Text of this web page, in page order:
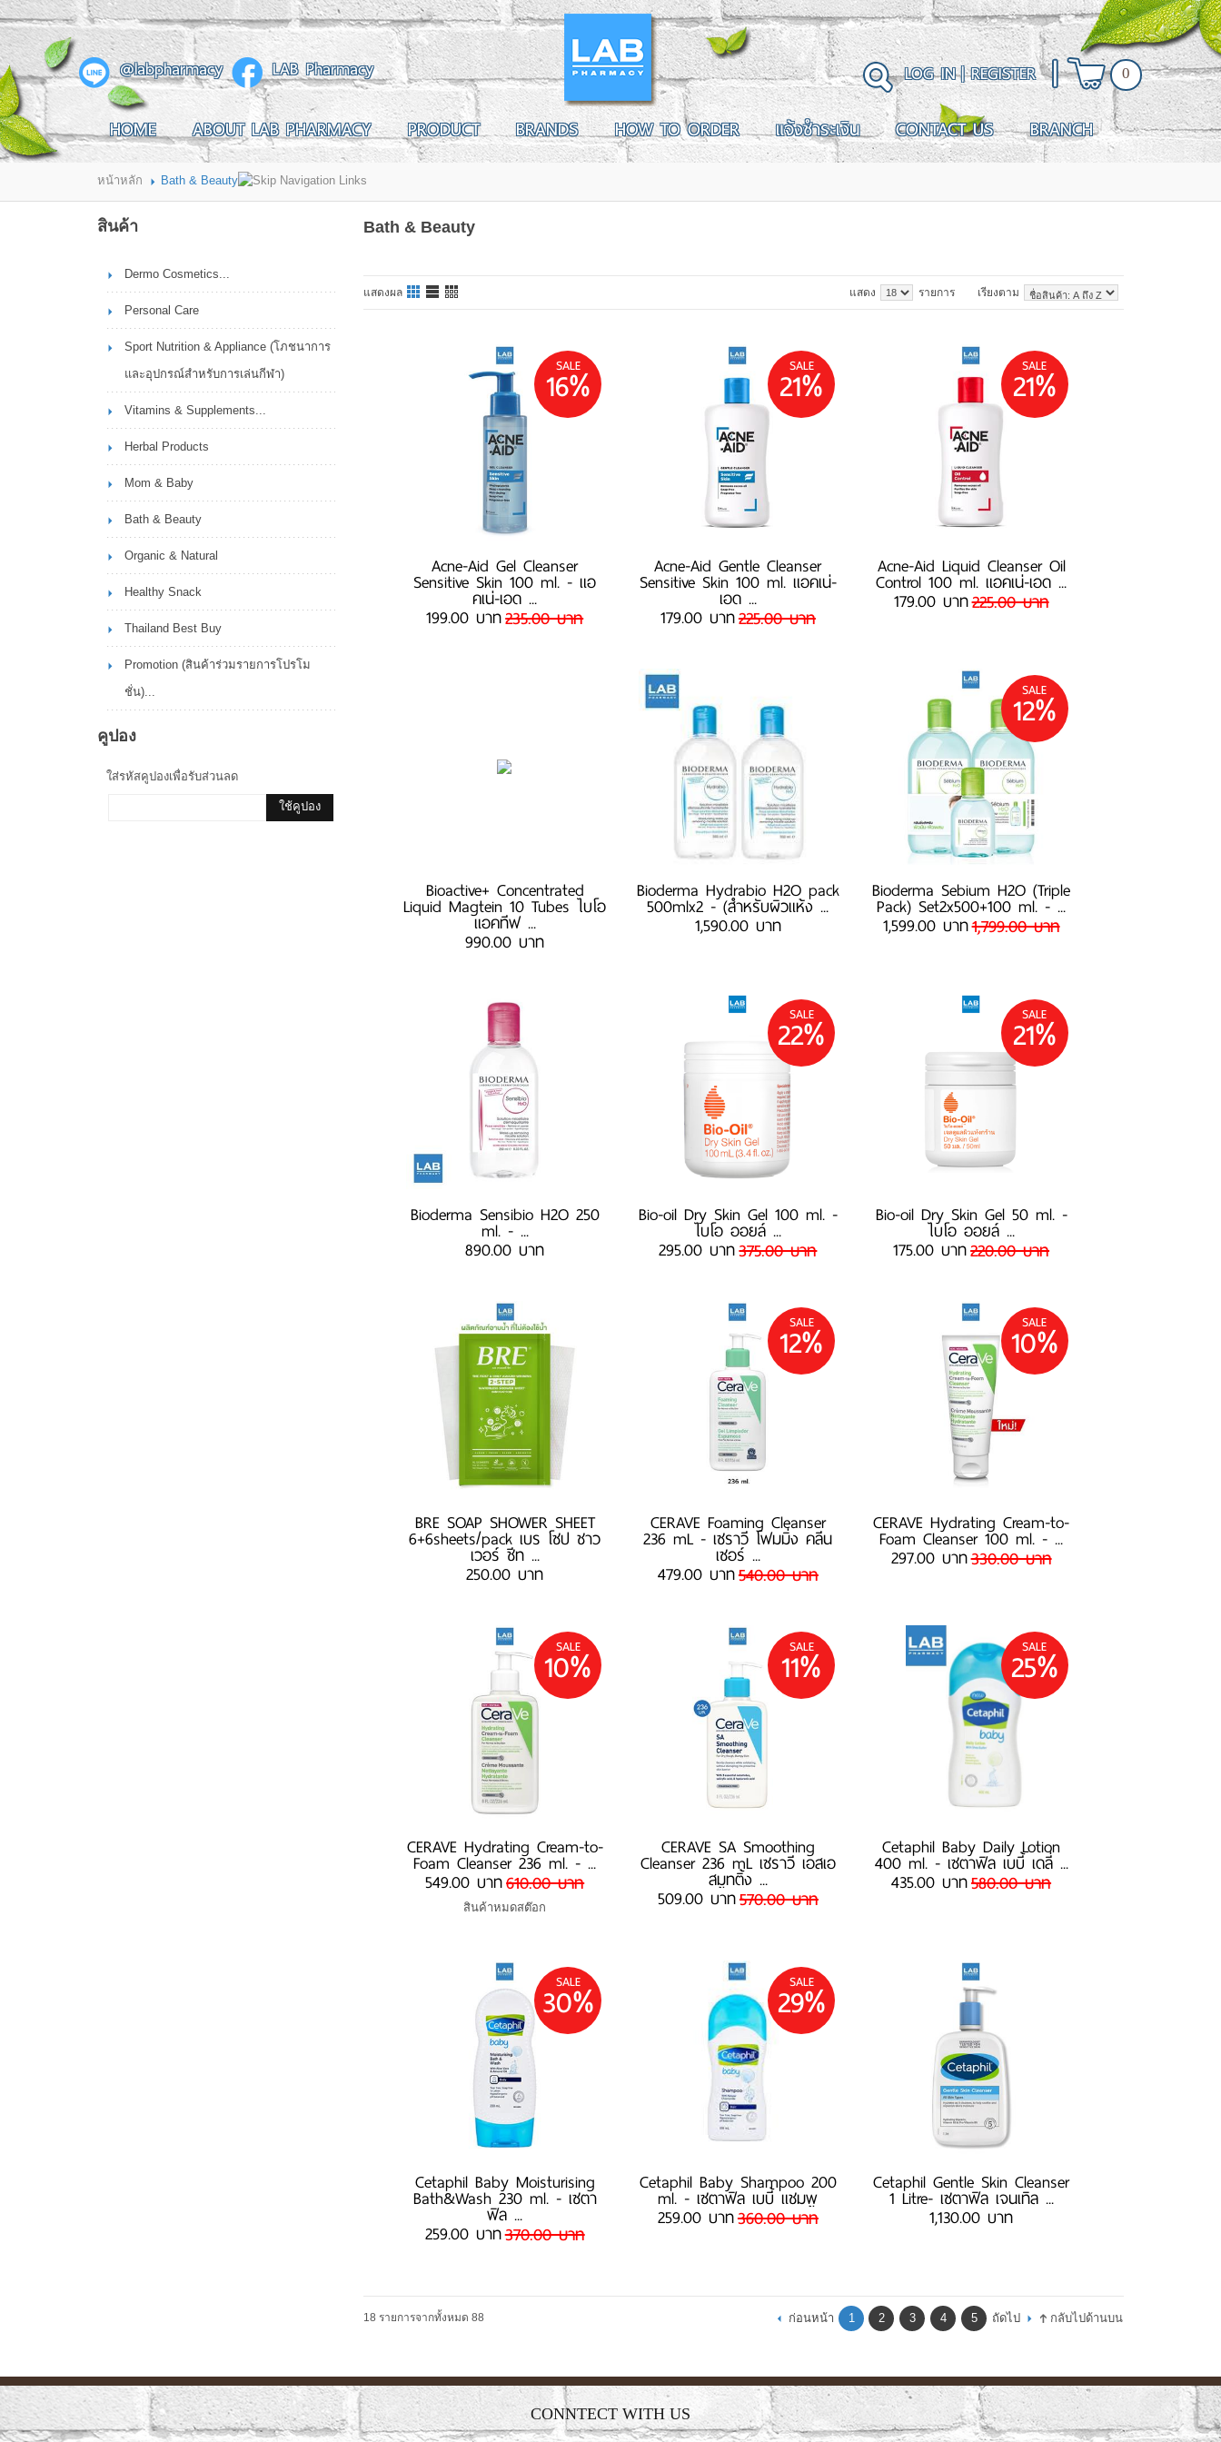
สินค้าที่สนใจ
HOME
ABOUT LAB PHARMACY
PRODUCT
BRANDS
HOW TO ORDER
แจ้งชำระเงิน
CONTACT US
BRANCH
@labpharmacy LAB Pharmacy 0
LOG IN|REGISTER
HOME ABOUT LAB PHARMACY PRODUCT BRANDS HOW TO ORDER แจ้งชำระเงิน CONTACT US BRANCH
หน้าหลัก Bath & Beauty
สินค้า
Dermo Cosmetics...
Personal Care
Sport Nutrition & Appliance (โภชนาการ
และอุปกรณ์สำหรับการเล่นกีฬา)
Vitamins & Supplements...
Herbal Products
Mom & Baby
Bath & Beauty
Organic & Natural
Healthy Snack
Thailand Best Buy
Promotion (สินค้าร่วมรายการโปรโม
ชั่น)...
คูปอง
ใส่รหัสคูปองเพื่อรับส่วนลด
ใช้คูปอง
Bath & Beauty
แสดงผล เรียงตาม
แสดง รายการ
SALE
16%
Acne-Aid Gel Cleanser
Sensitive Skin 100 ml. - แอ
คเน่-เอด ...
235.00 บาท
199.00 บาท
SALE
21%
Acne-Aid Gentle Cleanser
Sensitive Skin 100 ml. แอคเน่-
เอด ...
225.00 บาท
179.00 บาท
SALE
21%
Acne-Aid Liquid Cleanser Oil
Control 100 ml. แอคเน่-เอด ...
225.00 บาท
179.00 บาท
Bioactive+ Concentrated
Liquid Magtein 10 Tubes ไบโอ
แอคทีฟ ...
990.00 บาท
Bioderma Hydrabio H2O pack
500mlx2 - (สำหรับผิวแห้ง ...
1,590.00 บาท
SALE
12%
Bioderma Sebium H2O (Triple
Pack) Set2x500+100 ml. - ...
1,799.00 บาท
1,599.00 บาท
Bioderma Sensibio H2O 250
ml. - ...
890.00 บาท
SALE
22%
Bio-oil Dry Skin Gel 100 ml. -
ไบโอ ออยล์ ...
375.00 บาท
295.00 บาท
SALE
21%
Bio-oil Dry Skin Gel 50 ml. -
ไบโอ ออยล์ ...
220.00 บาท
175.00 บาท
BRE SOAP SHOWER SHEET
6+6sheets/pack เบร โซป ชาว
เวอร์ ชีท ...
250.00 บาท
SALE
12%
CERAVE Foaming Cleanser
236 mL - เซราวี โฟมมิ่ง คลีน
เซอร์ ...
540.00 บาท
479.00 บาท
SALE
10%
CERAVE Hydrating Cream-to-
Foam Cleanser 100 ml. - ...
330.00 บาท
297.00 บาท
SALE
10%
CERAVE Hydrating Cream-to-
Foam Cleanser 236 ml. - ...
610.00 บาท
549.00 บาท
สินค้าหมดสต๊อก
SALE
11%
CERAVE SA Smoothing
Cleanser 236 mL เซราวี เอสเอ
สมูทติ้ง ...
570.00 บาท
509.00 บาท
SALE
25%
Cetaphil Baby Daily Lotion
400 ml. - เซตาฟิล เบบี้ เดลี่ ...
580.00 บาท
435.00 บาท
SALE
30%
Cetaphil Baby Moisturising
Bath&Wash 230 ml. - เซตา
ฟิล ...
370.00 บาท
259.00 บาท
SALE
29%
Cetaphil Baby Shampoo 200
ml. - เซตาฟิล เบบี้ แชมพู
360.00 บาท
259.00 บาท
Cetaphil Gentle Skin Cleanser
1 Litre- เซตาฟิล เจนเทิล ...
1,130.00 บาท
18 รายการจากทั้งหมด 88 กลับไปด้านบน
ก่อนหน้า 1 2 3 4 5 ถัดไป
CONNTECT WITH US